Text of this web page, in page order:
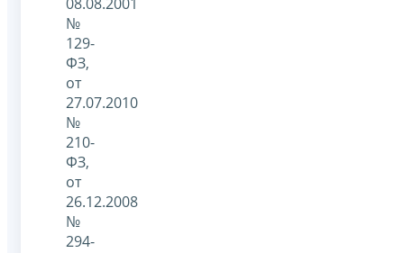
№
129-
ФЗ,
от
27.07.2010
№
210-
ФЗ,
от
26.12.2008
№
294-